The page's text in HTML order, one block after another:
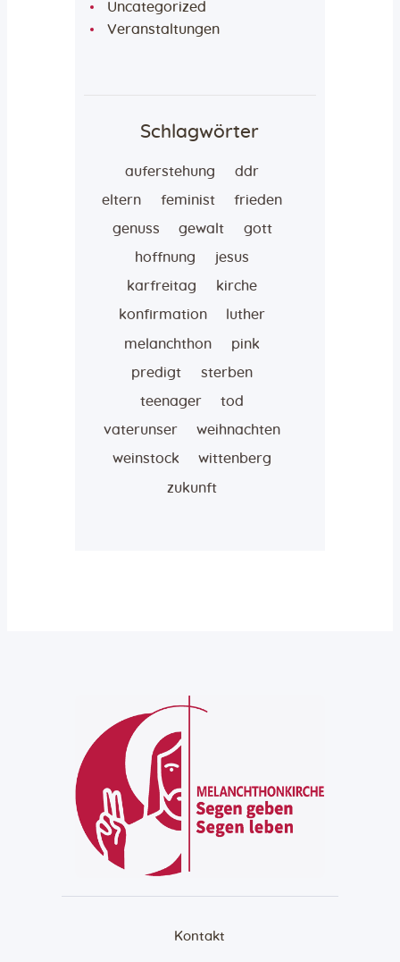
Uncategorized
Veranstaltungen
Schlagwörter
auferstehung ddr
eltern feminist frieden
genuss gewalt gott
hoffnung jesus
karfreitag kirche
konfirmation luther
melanchthon pink
predigt sterben
teenager tod
vaterunser weihnachten
weinstock wittenberg
zukunft
Kontakt